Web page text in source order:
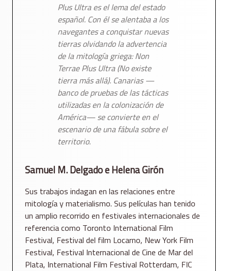
Plus Ultra es el lema del estado
español. Con él se alentaba a los
navegantes a conquistar nuevas
tierras olvidando la advertencia
de la mitología griega:Non
Terrae Plus Ultra(No existe
tierra más allá). Canarias —
banco de pruebas de las tácticas
utilizadas en la colonización de
América— se convierte en el
escenario de una fábula sobre el
territorio.
Samuel M. Delgado e Helena Girón
Sus trabajos indagan en las relaciones entre
mitología y materialismo. Sus películas han tenido
un amplio recorrido en festivales internacionales de
referencia como Toronto International Film
Festival, Festival del film Locarno, New York Film
Festival, Festival Internacional de Cine de Mar del
Plata, International Film Festival Rotterdam, FIC